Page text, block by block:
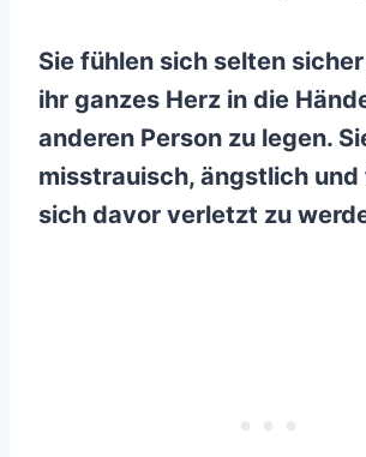
Sie fühlen sich selten
ihr ganzes Herz in die
anderen Person zu legen.
misstrauisch, ängstlich
sich davor verletzt zu